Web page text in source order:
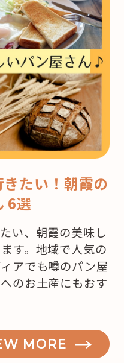
たい！朝霞の
6選
い、朝霞の美味し
す。地域で人気の
アでも噂のパン屋
のお土産にもおす
MORE